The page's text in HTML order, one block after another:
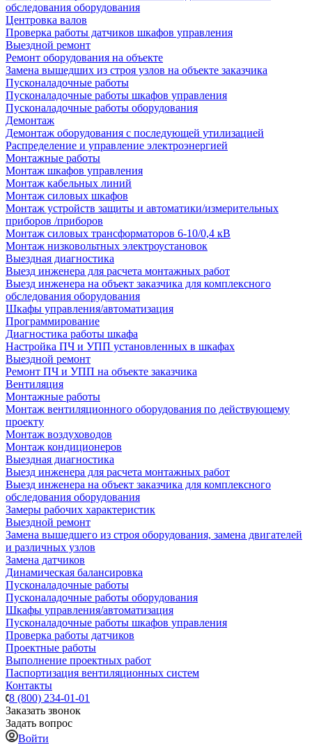
обследования оборудования
Центровка валов
Проверка работы датчиков шкафов управления
Выездной ремонт
Ремонт оборудования на объекте
Замена вышедших из строя узлов на объекте заказчика
Пусконаладочные работы
Пусконаладочные работы шкафов управления
Пусконаладочные работы оборудования
Демонтаж
Демонтаж оборудования с последующей утилизацией
Распределение и управление электроэнергией
Монтажные работы
Монтаж шкафов управления
Монтаж кабельных линий
Монтаж силовых шкафов
Монтаж устройств защиты и автоматики/измерительных
приборов /приборов
Монтаж силовых трансформаторов 6-10/0,4 кВ
Монтаж низковольтных электроустановок
Выездная диагностика
Выезд инженера для расчета монтажных работ
Выезд инженера на объект заказчика для комплексного
обследования оборудования
Шкафы управления/автоматизация
Программирование
Диагностика работы шкафа
Настройка ПЧ и УПП установленных в шкафах
Выездной ремонт
Ремонт ПЧ и УПП на объекте заказчика
Вентиляция
Монтажные работы
Монтаж вентиляционного оборудования по действующему
проекту
Монтаж воздуховодов
Монтаж кондиционеров
Выездная диагностика
Выезд инженера для расчета монтажных работ
Выезд инженера на объект заказчика для комплексного
обследования оборудования
Замеры рабочих характеристик
Выездной ремонт
Замена вышедшего из строя оборудования, замена двигателей
и различных узлов
Замена датчиков
Динамическая балансировка
Пусконаладочные работы
Пусконаладочные работы оборудования
Шкафы управления/автоматизация
Пусконаладочные работы шкафов управления
Проверка работы датчиков
Проектные работы
Выполнение проектных работ
Паспортизация вентиляционных систем
Контакты
8 (800) 234-01-01
Заказать звонок
Задать вопрос
Войти